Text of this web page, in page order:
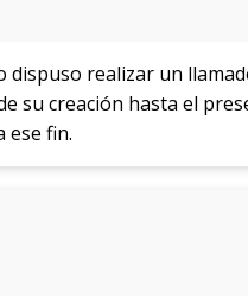
dispuso realizar un
su creación hasta el
ese fin.